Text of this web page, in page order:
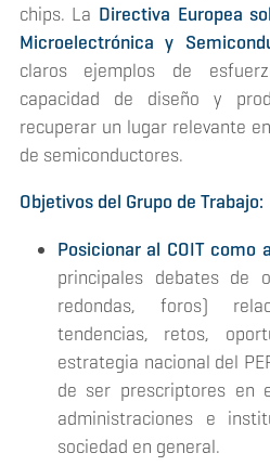
chips. La Directiva Europea
Microelectrónica y
claros ejemplos de
capacidad de diseño y
recuperar un lugar relevante
de semiconductores.
Objetivos del Grupo de Trabajo:
Posicionar al COIT como
principales debates de
redondas, foros)
tendencias, retos,
estrategia nacional del
de ser prescriptores en
administraciones e
sociedad en general.